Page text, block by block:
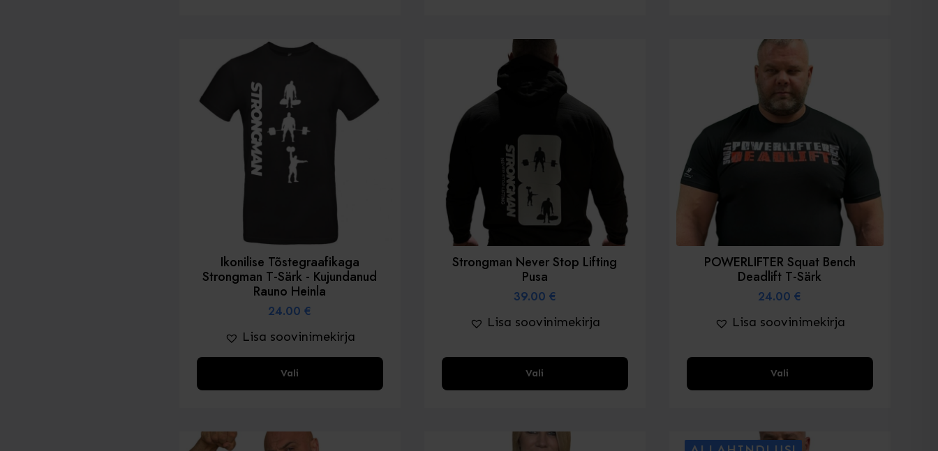
varianti.
Valikud
saab
valida
valida
toote
lehel
toote
lehel
Ikonilise Tõstegraafikaga
Strongman T-Särk - Kujundanud
Rauno Heinla
24.00€
Lisa soovinimekirja
Vali
Sellel
tootel
varianti.
Strongman Never Stop Lifting
Pusa
39.00 €
Lisa soovinimekirja
Vali
Sellel
tootel
POWERLIFTER Squat Bench
Deadlift T-Särk
24.00€
Lisa soovinimekirja
Vali
Sellel
tootel
varianti.